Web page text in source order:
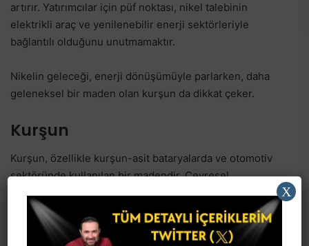
artırır. Yatırımcılar için püf noktası, nikel talebinin
elektrikli araç ve yenilenebilir enerji sektörleriyle
bağlantılı olduğunu unutmamaktır.
Nikelin geleceği, enerji dönüşümüyle parlarken, daha
geleneksel bir maden olan kurşun da dikkat çeker.
Kurşun
Kurşun, özellikle kurşun-asit bataryalarda ve otomotiv
sektöründe kullanılan bir madendir. Çevresel
depolama ve inşaat sektörlerinde talebi devam eder.
2023’te kurşun fiyatları, küresel ekonomik yavaşlamayla
X